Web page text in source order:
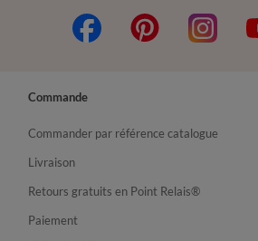
Commande
Commander par référence catalogue
Livraison
Retours gratuits en Point Relais®
Paiement